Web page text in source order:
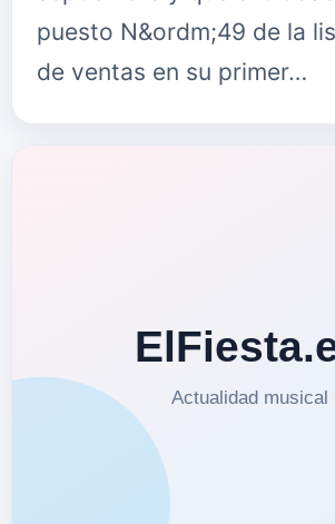
puesto N&ordm;49 de la
de ventas en su primer…